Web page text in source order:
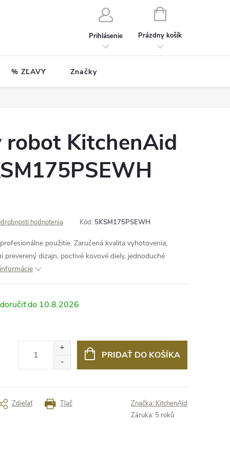
Prihlásenie
NÁKUPNÝ
Prázdny košík
% ZĽAVY Značky
robot KitchenAid
hodnotenia Kód: 5KSM175PSEWH
použitie. Zaručená kvalita vyhotovenia,
dizajn, poctivé kovové diely, jednoduché
10.8.2026
PRIDAŤ DO KOŠÍKA
Tlač
Zdieľať Značka: KitchenAid
Záruka: 5 roků